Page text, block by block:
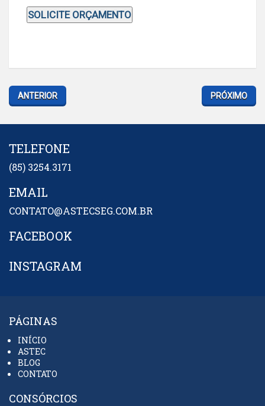
SOLICITE ORÇAMENTO
ANTERIOR PRÓXIMO
TELEFONE
(85) 3254.3171
EMAIL
CONTATO@ASTECSEG.COM.BR
FACEBOOK
INSTAGRAM
PÁGINAS
INÍCIO
ASTEC
BLOG
CONTATO
CONSÓRCIOS